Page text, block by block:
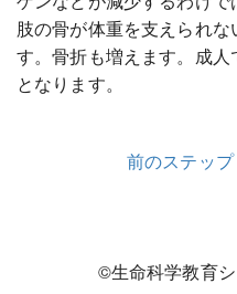
肢の骨が体重を支えられ
す。骨折も増えます。成
となります。
前のステップ
©生命科学教育